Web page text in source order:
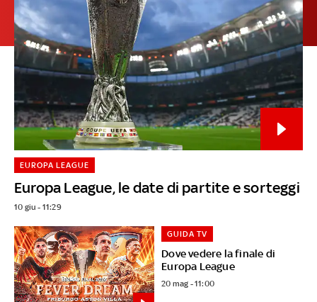
Europa League, le date di partite e sorteggi
EUROPA LEAGUE
10 giu - 11:29
Dove vedere la finale di
Europa League
GUIDA TV
20 mag - 11:00